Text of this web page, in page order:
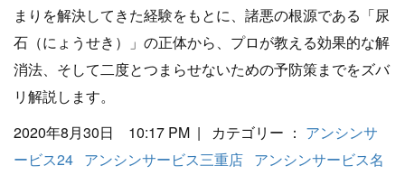
まりを解決してきた経験をもとに、諸悪の根源である「尿
石（にょうせき）」の正体から、プロが教える効果的な解
消法、そして二度とつまらせないための予防策までをズバ
リ解説します。
2020年8月30日 10:17 PM | カテゴリー ： アンシンサ
ービス24 アンシンサービス三重店 アンシンサービス名